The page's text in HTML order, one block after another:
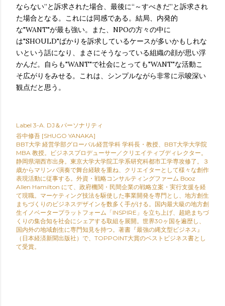
ならない”と訴求された場合、最後に“～すべきだ”と訴求され
た場合となる。これには同感である。結局、内発的
な"WANT"が最も強い。また、NPOの方々の中に
は"SHOULD"ばかりを訴求しているケースが多いかもしれな
いという話になり、まさにそうなっている組織の顔が思い浮
かんだ。自らも"WANT"で社会にとっても"WANT"な活動こ
そ広がりをみせる。これは、シンプルながら非常に示唆深い
観点だと思う。
Label 3-A. DJ＆パーソナリティ
谷中修吾 [SHUGO YANAKA]
BBT大学 経営学部グローバル経営学科 学科長・教授、BBT大学大学院
MBA 教授。ビジネスプロデューサー／クリエイティブディレクター。
静岡県湖西市出身。東京大学大学院工学系研究科都市工学専攻修了。３
歳からマリンバ演奏で舞台経験を重ね、クリエイターとして様々な創作
表現活動に従事する。外資・戦略コンサルティングファーム Booz
Allen Hamilton にて、政府機関・民間企業の戦略立案・実行支援を経
て現職。マーケティング技法を駆使した事業開発を専門とし、地方創生
まちづくりのビジネスデザインを数多く手がける。国内最大級の地方創
生イノベータープラットフォーム「INSPIRE」を立ち上げ、超絶まちづ
くりの集合知を社会にシェアする取組を展開。世界30ヶ国を遍歴し、
国内外の地域創生に専門知見を持つ。著書『最強の縄文型ビジネス』
（日本経済新聞出版社）で、TOPPOINT大賞のベストビジネス書とし
て受賞。